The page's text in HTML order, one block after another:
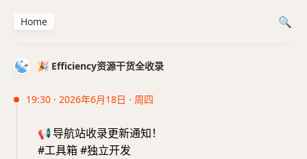
🎉 Efficiency资源干货全收录
19:30 · 2026年6月18日 · 周四
📢导航站收录更新通知！
#工具箱 #独立开发
Home